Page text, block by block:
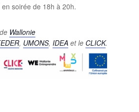
en soirée de 18h à 20h.
Wallonie
, UMONS, IDEA et le CLICK.